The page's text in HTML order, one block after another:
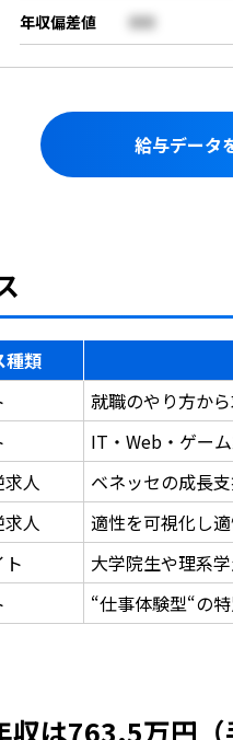
年収偏差値 000
給与データ
種類
就職のやり方か
IT・Web・ゲー
人
ベネッセの成長
人
適性を可視化し
大学院生や理系
“仕事体験型“の
は763.5万円（